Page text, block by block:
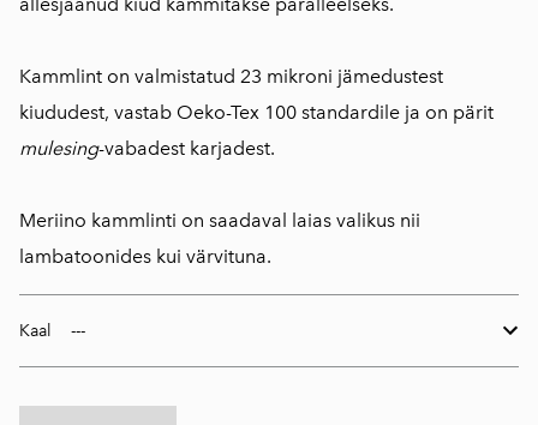
Kammlint on valmistatud 23 mikroni jämedustest
kiududest, vastab Oeko-Tex 100 standardile ja on pärit
mulesing-vabadest karjadest.
Meriino kammlinti on saadaval laias valikus nii
lambatoonides kui värvituna.
Kaal